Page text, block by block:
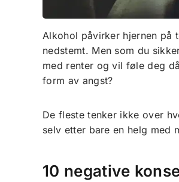
Alkohol påvirker hjernen på
nedstemt. Men som du
med renter og vil føle deg
form av angst?
De fleste tenker ikke over
selv etter bare en helg med
10 negative